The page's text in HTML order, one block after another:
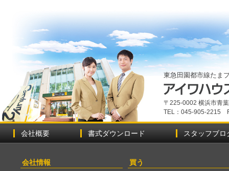
東急田園都市線たま
〒225-0002 横浜市青
TEL：045-905-2215
会社概要 書式ダウンロード スタッフブロ
会社情報 買う